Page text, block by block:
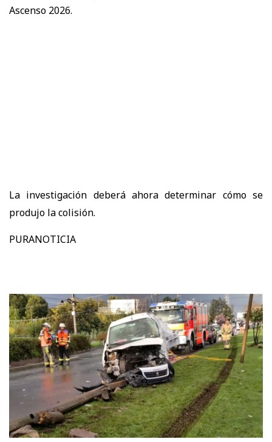
Ascenso 2026.
La investigación deberá ahora determinar cómo se
produjo la colisión.
PURANOTICIA